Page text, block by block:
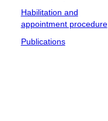
Habilitation and
appointment procedure
Publications